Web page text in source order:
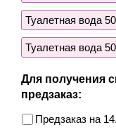
Туалетная вода
Туалетная вода
Для получения
предзаказ:
Предзаказ на